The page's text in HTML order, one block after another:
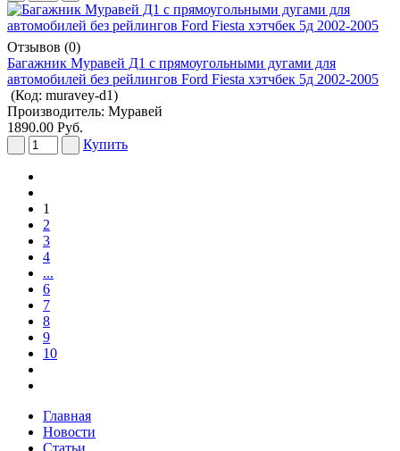
Отзывов (0)
Багажник Муравей Д1 с прямоугольными дугами для
автомобилей без рейлингов Ford Fiesta хэтчбек 5д 2002-2005
(Код: muravey-d1)
Производитель: Муравей
1890.00 Руб.
Купить
1
2
3
4
...
6
7
8
9
10
Главная
Новости
Статьи